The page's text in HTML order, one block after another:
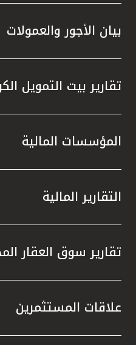
بيان الأجور والعمولات
تقارير بيت التمويل
المؤسسات المالية
التقارير المالية
تقارير سوق العقار
علاقات المستثمرين